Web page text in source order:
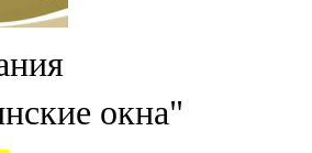
окна"